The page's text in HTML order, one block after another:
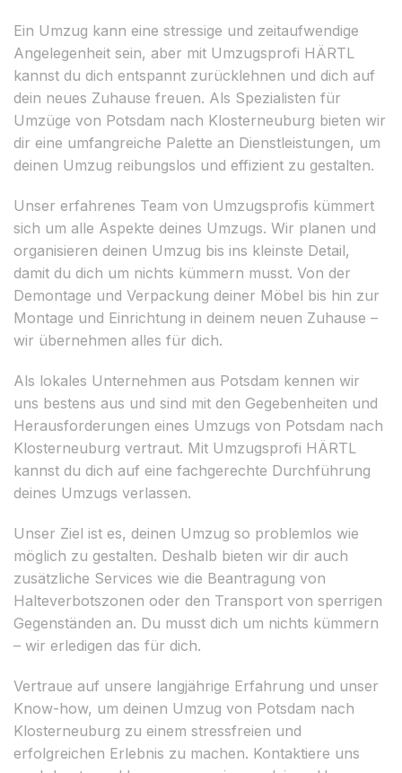
Ein Umzug kann eine stressige und zeitaufwendige
Angelegenheit sein, aber mit Umzugsprofi HÄRTL
kannst du dich entspannt zurücklehnen und dich auf
dein neues Zuhause freuen. Als Spezialisten für
Umzüge von Potsdam nach Klosterneuburg bieten wir
dir eine umfangreiche Palette an Dienstleistungen, um
deinen Umzug reibungslos und effizient zu gestalten.
Unser erfahrenes Team von Umzugsprofis kümmert
sich um alle Aspekte deines Umzugs. Wir planen und
organisieren deinen Umzug bis ins kleinste Detail,
damit du dich um nichts kümmern musst. Von der
Demontage und Verpackung deiner Möbel bis hin zur
Montage und Einrichtung in deinem neuen Zuhause –
wir übernehmen alles für dich.
Als lokales Unternehmen aus Potsdam kennen wir
uns bestens aus und sind mit den Gegebenheiten und
Herausforderungen eines Umzugs von Potsdam nach
Klosterneuburg vertraut. Mit Umzugsprofi HÄRTL
kannst du dich auf eine fachgerechte Durchführung
deines Umzugs verlassen.
Unser Ziel ist es, deinen Umzug so problemlos wie
möglich zu gestalten. Deshalb bieten wir dir auch
zusätzliche Services wie die Beantragung von
Halteverbotszonen oder den Transport von sperrigen
Gegenständen an. Du musst dich um nichts kümmern
– wir erledigen das für dich.
Vertraue auf unsere langjährige Erfahrung und unser
Know-how, um deinen Umzug von Potsdam nach
Klosterneuburg zu einem stressfreien und
erfolgreichen Erlebnis zu machen. Kontaktiere uns